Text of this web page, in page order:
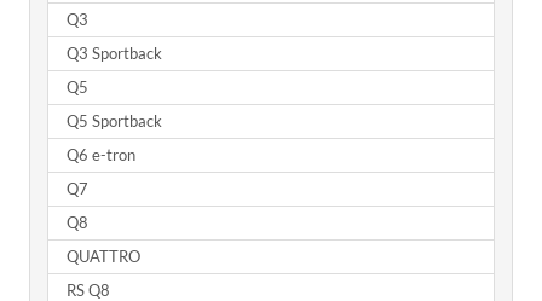
Q3
Q3 Sportback
Q5
Q5 Sportback
Q6 e-tron
Q7
Q8
QUATTRO
RS Q8